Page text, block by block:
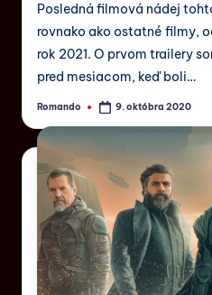
Posledná filmová nádej
rovnako ako ostatné filmy,
rok 2021. O prvom trailery
pred mesiacom, keď boli…
Romando 9. októbra 2020